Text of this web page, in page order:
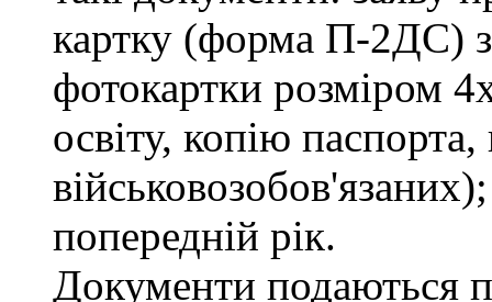
картку (форма П-2ДС) з
фотокартки розміром
освіту, копію
попередній рік.
Документи подаються